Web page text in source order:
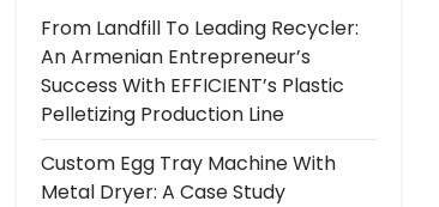
From Landfill To Leading Recycler:
An Armenian Entrepreneur’s
Success With EFFICIENT’s Plastic
Pelletizing Production Line
Custom Egg Tray Machine With
Metal Dryer: A Case Study